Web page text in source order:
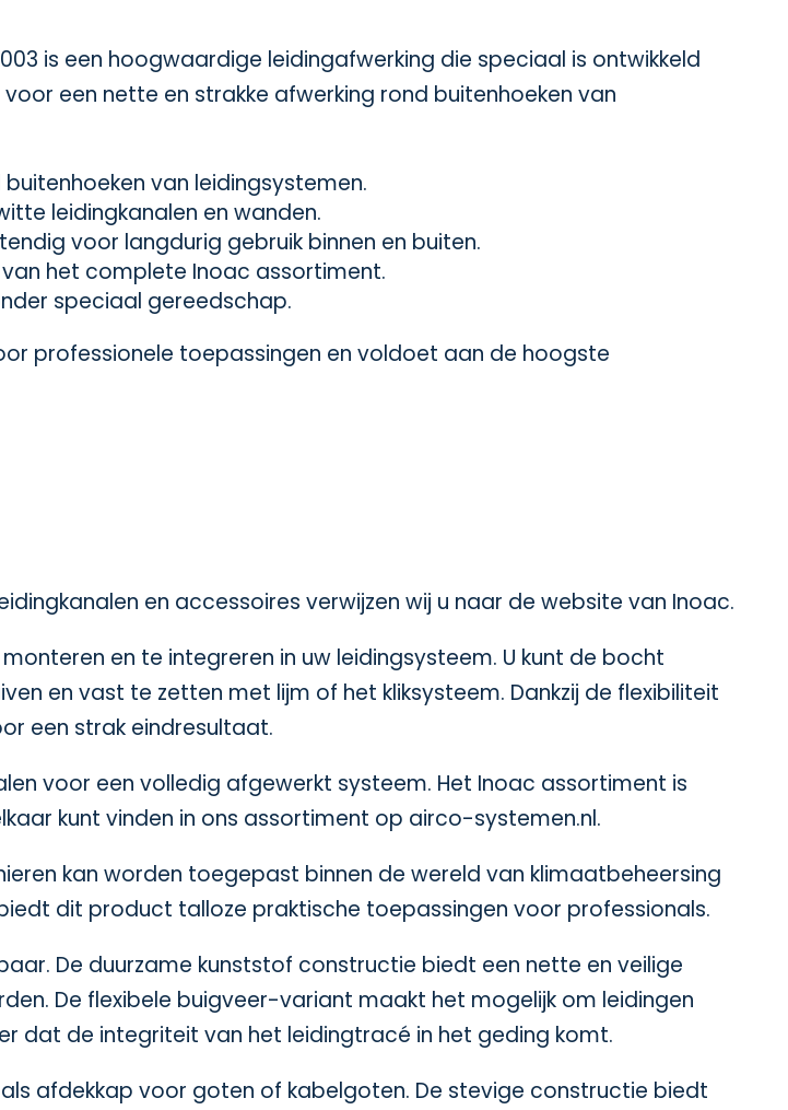
is een hoogwaardige leidingafwerking die speciaal is ontwikkeld
een nette en strakke afwerking rond buitenhoeken van
van leidingsystemen.
leidingkanalen en wanden.
voor langdurig gebruik binnen en buiten.
het complete Inoac assortiment.
speciaal gereedschap.
professionele toepassingen en voldoet aan de hoogste
en accessoires verwijzen wij u naar de website van Inoac.
en te integreren in uw leidingsysteem. U kunt de bocht
en vast te zetten met lijm of het kliksysteem. Dankzij de flexibiliteit
een strak eindresultaat.
voor een volledig afgewerkt systeem. Het Inoac assortiment is
kunt vinden in ons assortiment op airco-systemen.nl.
kan worden toegepast binnen de wereld van klimaatbeheersing
dit product talloze praktische toepassingen voor professionals.
De duurzame kunststof constructie biedt een nette en veilige
De flexibele buigveer-variant maakt het mogelijk om leidingen
dat de integriteit van het leidingtracé in het geding komt.
afdekkap voor goten of kabelgoten. De stevige constructie biedt